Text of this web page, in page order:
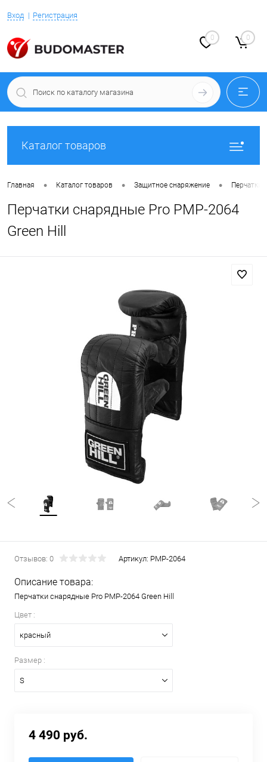
Вход Регистрация
0 0
Каталог товаров
Главная • Каталог товаров • Защитное снаряжение • Перчатки
Перчатки снарядные Pro PMP-2064
Green Hill
Отзывов: 0 Артикул: PMP-2064
Описание товара:
Перчатки снарядные Pro PMP-2064 Green Hill
Цвет :
красный
Размер :
S
4 490 руб.